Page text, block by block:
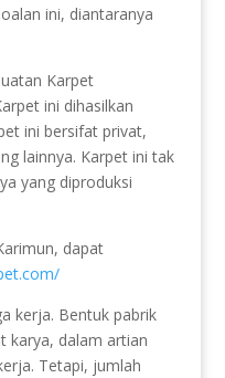
ini, diantaranya
Karpet
ini dihasilkan
ini bersifat privat,
lainnya. Karpet ini tak
yang diproduksi
dapat
kerja. Bentuk pabrik
karya, dalam artian
Tetapi, jumlah